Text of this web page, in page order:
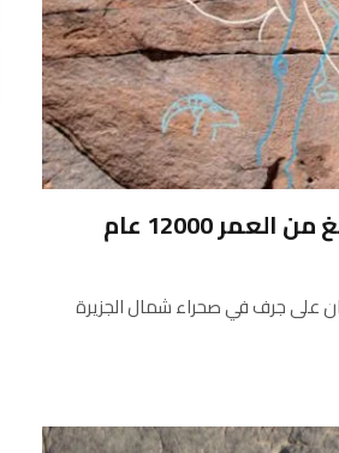
12000 عام
المحادثة منذ حوالي 12000 عام ، كان على جرف في صحراء شمال الجزيرة